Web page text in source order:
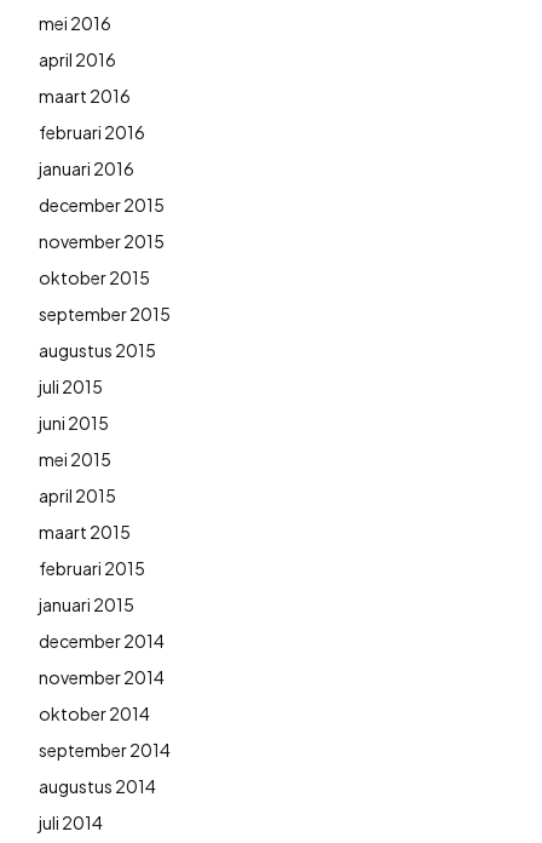
mei 2016
april 2016
maart 2016
februari 2016
januari 2016
december 2015
november 2015
oktober 2015
september 2015
augustus 2015
juli 2015
juni 2015
mei 2015
april 2015
maart 2015
februari 2015
januari 2015
december 2014
november 2014
oktober 2014
september 2014
augustus 2014
juli 2014